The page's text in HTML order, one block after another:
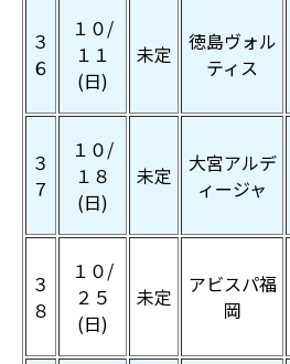
３
６
１０/
１１
(日)
未定
徳島ヴォル
ティス
３
７
１０/
１８
(日)
未定
大宮アルデ
ィージャ
３
８
１０/
２５
(日)
未定
アビスパ福
岡